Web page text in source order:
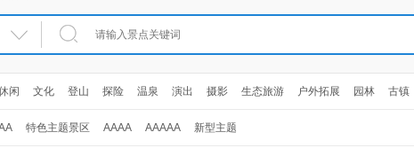
闲 文化 登山 探险 温泉 演出 摄影 生态旅游 户外拓展 园林 古镇
特色主题景区 AAAA AAAAA 新型主题